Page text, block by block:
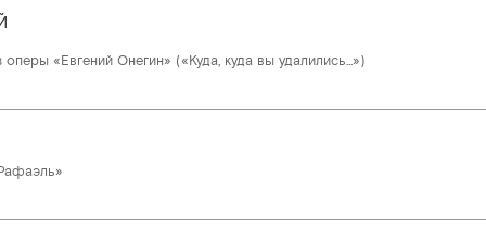
«Евгений Онегин» («Куда, куда вы удалились...»)